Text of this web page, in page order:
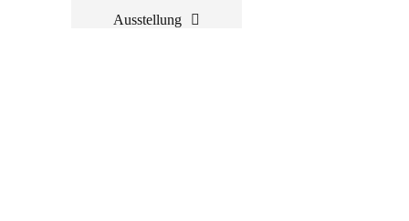
Ausstellung